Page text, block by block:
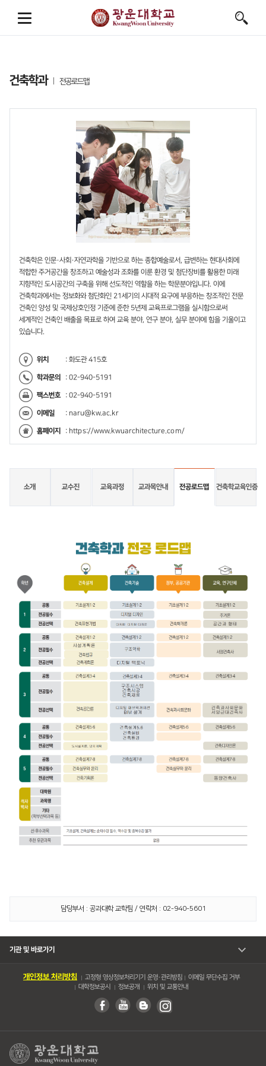
건축학과 전공로드맵
건축학은 인문·사회·자연과학을 기반으로 하는 종합예술로서, 급변하는 현대사회에
적합한 주거공간을 창조하고 예술성과 조화를 이룬 환경 및 첨단장비를 활용한 미래
지향적인 도시공간의 구축을 위해 선도적인 역할을 하는 학문분야입니다. 이에
건축학과에서는 정보화와 첨단화인 21세기의 시대적 요구에 부응하는 창조적인 전문
건축인 양성 및 국제상호인정 기준에 준한 5년제 교육프로그램을 실시함으로써
세계적인 건축인 배출을 목표로 하여 교육 분야, 연구 분야, 실무 분야에 힘을 기울이고
있습니다.
위치 : 화도관 415호
학과문의 : 02-940-5191
팩스번호 : 02-940-5191
이메일 : naru@kw.ac.kr
홈페이지 : https://www.kwuarchitecture.com/
소개 교수진 교육과정 교과목안내 전공로드맵 건축학교육인증
담당부서 : 공과대학 교학팀 / 연락처 : 02-940-5601
기관 및 바로가기
개인정보 처리방침 고정형 영상정보처리기기 운영・관리방침
이메일 무단수집 거부
대학정보공시
정보공개 위치 및 교통안내